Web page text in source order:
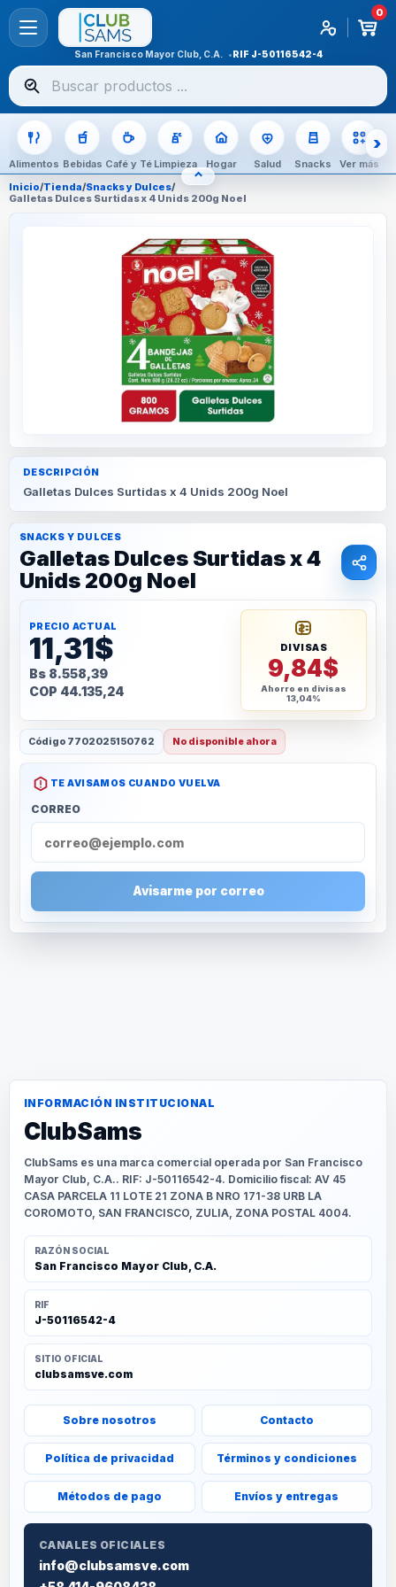
0
San Francisco Mayor Club, C.A. RIF J-50116542-4
Buscar
productos
Alimentos Bebidas Café y Té Limpieza Hogar Salud Snacks Ver más
⌃OCULTAR CATEGORÍAS
Inicio/Tienda/Snacks y Dulces/
Galletas Dulces Surtidas x 4 Unids 200g Noel
DESCRIPCIÓN
Galletas Dulces Surtidas x 4 Unids 200g Noel
SNACKS Y DULCES
Galletas Dulces Surtidas x 4
Unids 200g Noel
PRECIO ACTUAL
11,31$
Bs 8.558,39
COP 44.135,24
DIVISAS
9,84$
Ahorro en divisas
13,04%
Código 7702025150762 No disponible ahora
TE AVISAMOS CUANDO VUELVA
CORREO
Avisarme por correo
INFORMACIÓN INSTITUCIONAL
ClubSams
ClubSams es una marca comercial operada por San Francisco
Mayor Club, C.A.. RIF: J-50116542-4. Domicilio fiscal: AV 45
CASA PARCELA 11 LOTE 21 ZONA B NRO 171-38 URB LA
COROMOTO, SAN FRANCISCO, ZULIA, ZONA POSTAL 4004.
RAZÓN SOCIAL
San Francisco Mayor Club, C.A.
RIF
J-50116542-4
SITIO OFICIAL
clubsamsve.com
Sobre nosotros Contacto
Política de privacidad Términos y condiciones
Métodos de pago Envíos y entregas
CANALES OFICIALES
info@clubsamsve.com